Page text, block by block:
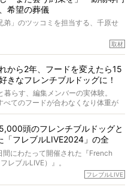
てインタビュー。
相手は、大の犬好きで心霊分野の知
ん。
、ベッドやおもちゃはどうすればい
でも愛犬が成仏したことを知る方
暗くなりすぎない、むしろ心がスッ
ル対談です！
希望の葬儀
弟」のツッコミを担当する、千原せ
賢（せいけん）」。
して、なぜ動物専門僧侶という道を
のように向き合うべきなのか。
取材
から2年、フードを変えたら15
きなフレンチブルドッグに！
らす、編集メンバーの実体験。
べてのフードが合わなくなり体重が
常はなく「年齢のせいですね…」と言
かな…そんなとき、我が家に届いたの
ード)」の試食品でした。
フード)」を食べつづけて二年、愛
元気にお散歩をしています。
から今までを包み隠さず、時系列で
頭のフレンチブルドッグと
「フレブルLIVE2024」の全
にわたって開催された『French
レブルLIVE）』。
フレンチブルドッグと7,000人のフレ
フレブルLIVE